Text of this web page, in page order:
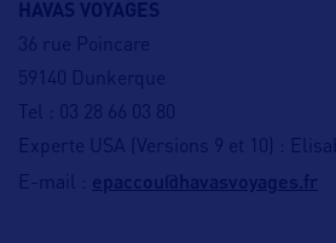
HAVAS VOYAGES
36 rue Poincare
59140 Dunkerque
Tel : 03 28 66 03 80
Experte USA (Versions 9 et 10) :
E-mail : epaccou@havasvoyages.fr